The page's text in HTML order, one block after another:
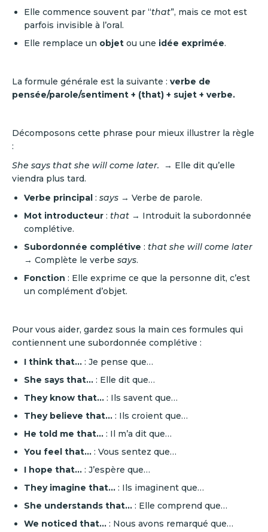
Elle commence souvent par “that”, mais ce mot est
parfois invisible à l’oral.
Elle remplace un objet ou une idée exprimée.
La formule générale est la suivante : verbe de
pensée/parole/sentiment + (that) + sujet + verbe.
Décomposons cette phrase pour mieux illustrer la règle
:
She says that she will come later. → Elle dit qu’elle
viendra plus tard.
Verbe principal : says → Verbe de parole.
Mot introducteur : that → Introduit la subordonnée
complétive.
Subordonnée complétive : that she will come later
→ Complète le verbe says.
Fonction : Elle exprime ce que la personne dit, c’est
un complément d’objet.
Pour vous aider, gardez sous la main ces formules qui
contiennent une subordonnée complétive :
I think that... : Je pense que…
She says that... : Elle dit que…
They know that... : Ils savent que…
They believe that... : Ils croient que…
He told me that... : Il m’a dit que…
You feel that... : Vous sentez que…
I hope that... : J’espère que…
They imagine that... : Ils imaginent que…
She understands that... : Elle comprend que…
We noticed that... : Nous avons remarqué que…